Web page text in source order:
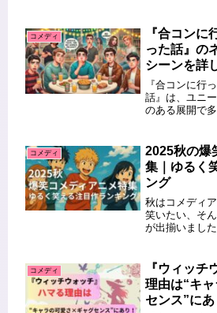
ャラクターご
詳しく紹介し
回...
コメディ
『合コンに
った話』の
シーンを詳
『合コンに行
話』は、ユニ
のある展開で
います。この
ったら女がい
解説...
コメディ
2025秋の爆
集｜ゆるく
ング
秋はコメディ
笑いたい、そ
が出揃いまし
や癒やしにも
コメディアニ
コメディ
『ウィッチ
理由は“キ
センス”にあ